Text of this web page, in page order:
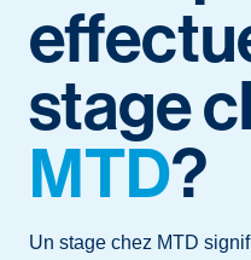
stage
MTD?
Un stage chez MTD